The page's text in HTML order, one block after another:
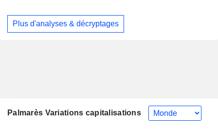
Plus d'analyses & décryptages
Palmarès Variations capitalisations